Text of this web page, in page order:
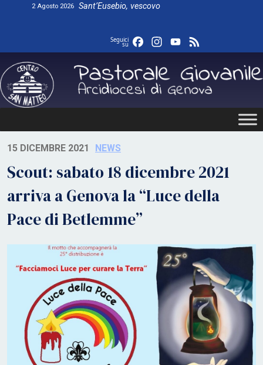
2 Agosto 2026 Sant’Eusebio, vescovo
Seguici
su FacebookInstagram
YouTube
15 DICEMBRE 2021 NEWS
Scout: sabato 18 dicembre 2021
arriva a Genova la “Luce della
Pace di Betlemme”